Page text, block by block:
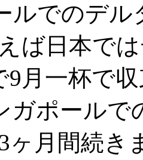
ルでのデル
ば日本で
9月一杯で
ガポールで
ヶ月間続き